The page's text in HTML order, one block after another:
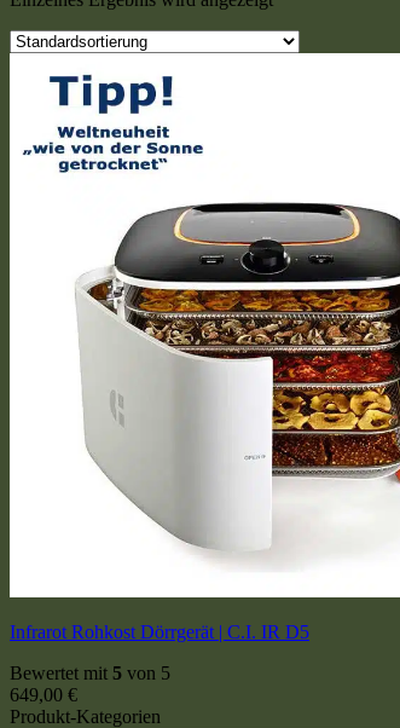
Infrarot Rohkost Dörrgerät | C.I. IR D5
Bewertet mit 5 von 5
649,00 €
Produkt-Kategorien